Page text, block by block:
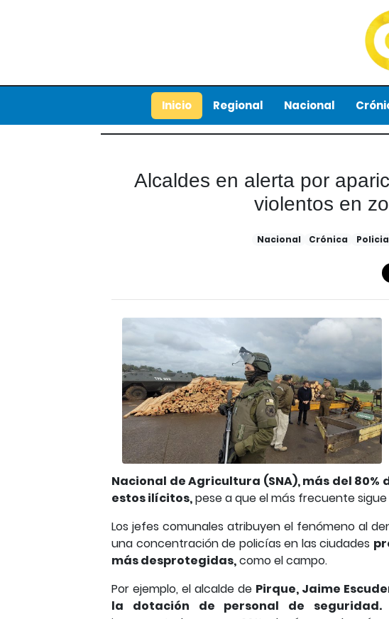
Inicio Regional Nacional
Alcaldes en alerta por
violentos en
Nacional Crónica
Nacional de Agricultura (SNA), más del
estos ilícitos,pese a que el más frecuente
Los jefes comunales atribuyen el fenómeno al
una concentración de policías en las ciudades
más desprotegidas,como el campo.
Por ejemplo, el alcalde de Pirque, Jaime
la dotación de personal de seguridad.